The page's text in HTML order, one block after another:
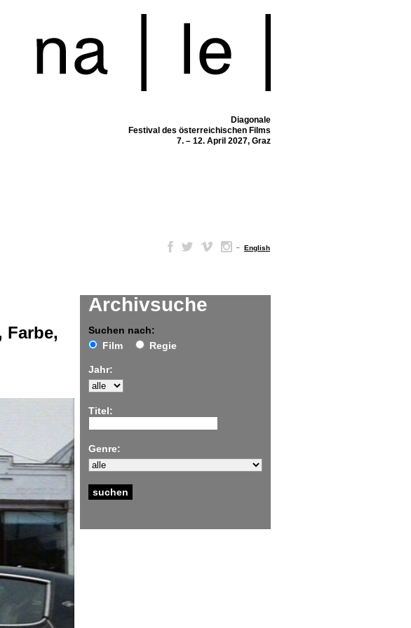
Diagonale
Festival des österreichischen Films
7. – 12. April 2027, Graz
– English
Archivsuche
Suchen nach:
Film
Regie
Jahr:
Titel:
Genre:
Farbe,